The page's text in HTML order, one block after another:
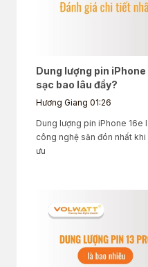
Dung lượng pin
sạc bao lâu đầy?
Hương Giang 01:26
Dung lượng pin iPhone 16e
công nghệ săn đón nhất
ưu